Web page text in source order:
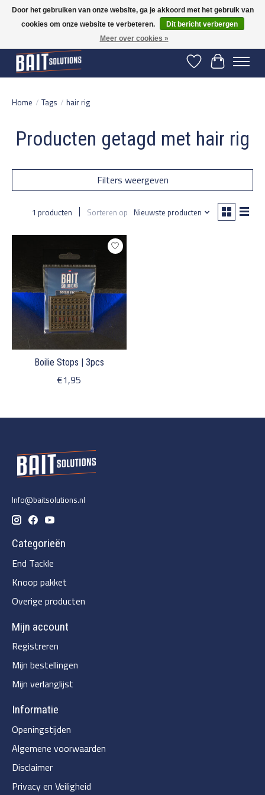
Gratis verzending vanaf 50 euro binnen NL | Op voorraad binnen 2-5 werkdagen
verzonden | België vanaf 70 euro gratis verzonden
Verlanglijst
Home / Tags / hair rig
Producten getagd met hair rig
Filters weergeven
1 producten Sorteren op Nieuwste producten
Boilie Stops | 3pcs
€1,95
Info@baitsolutions.nl
Categorieën
End Tackle
Knoop pakket
Overige producten
Mijn account
Registreren
Mijn bestellingen
Mijn verlanglijst
Informatie
Openingstijden
Algemene voorwaarden
Disclaimer
Privacy en Veiligheid
Door het gebruiken van onze website, ga je akkoord met het gebruik van
cookies om onze website te verbeteren.
Dit bericht verbergen
Meer over cookies »